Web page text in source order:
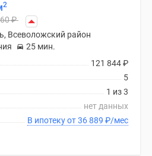
2
₽
Всеволожский район
25 мин.
121 844₽
5
1 из 3
нет данных
В ипотеку от 36 889 ₽/мес